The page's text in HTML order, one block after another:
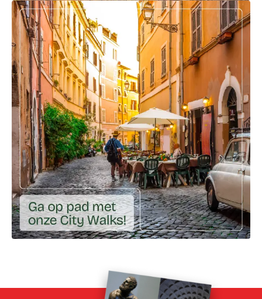
Ga naar externe link: https://ciaotutti.nl/droomplekken-